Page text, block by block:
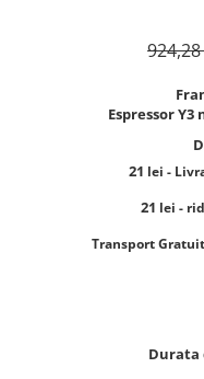
Espressor
21 lei -
21 lei -
​​​​​​Transport
Durata